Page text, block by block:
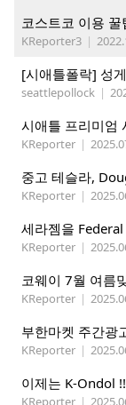
코스트코 이용
KReporter3 |
seattlepollock |
KReporter |
KReporter |
세라젬을
KReporter |
코웨이 7월 여름
KReporter |
부한마켓 주간
KReporter |
이제는 K-Ondol !!